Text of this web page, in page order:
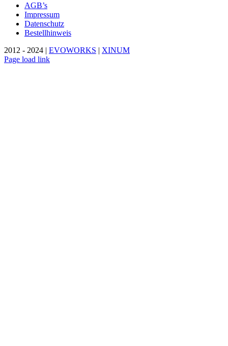
AGB’s
Impressum
Datenschutz
Bestellhinweis
2012 - 2024 | EVOWORKS | XINUM
Page load link